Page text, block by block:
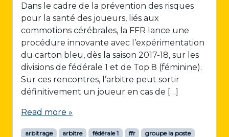
Dans le cadre de la prévention des risques
pour la santé des joueurs, liés aux
commotions cérébrales, la FFR lance une
procédure innovante avec l’expérimentation
du carton bleu, dès la saison 2017-18, sur les
divisions de fédérale 1 et de Top 8 (féminine).
Sur ces rencontres, l’arbitre peut sortir
définitivement un joueur en cas de […]
Read more »
arbitrage arbitre fédérale 1 ffr
groupe la poste